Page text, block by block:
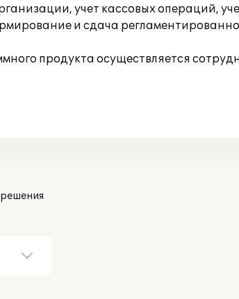
учет кассовых операций,
и сдача
продукта осуществляется